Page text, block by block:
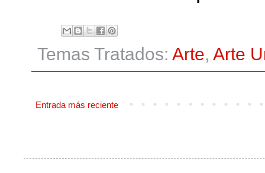
Temas Tratados: Arte, Arte
Entrada más reciente